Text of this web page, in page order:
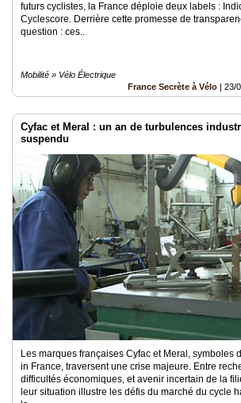
futurs cyclistes, la France déploie deux labels :
Cyclescore. Derrière cette promesse de
question : ces..
Mobilité » Vélo Électrique
France Secrète à Vélo | 23/
Cyfac et Meral : un an de turbulences
suspendu
Les marques françaises Cyfac et Meral, symboles
in France, traversent une crise majeure. Entre
difficultés économiques, et avenir incertain de la
leur situation illustre les défis du marché du cycle